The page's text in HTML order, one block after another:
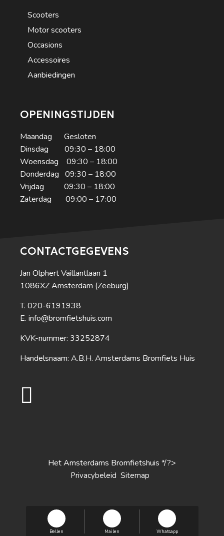
Bellen Mailen Whatsapp
Scooters
Motor scooters
Occasions
Accessoires
Aanbiedingen
OPENINGSTIJDEN
Maandag Gesloten
Dinsdag 09:30 – 18:00
Woensdag 09:30 – 18:00
Donderdag 09:30 – 18:00
Vrijdag 09:30 – 18:00
Zaterdag 09:00 – 17:00
CONTACTGEGEVENS
Jan Olphert Vaillantlaan 1
1086XZ Amsterdam (Zeeburg)
020-6191938
info@bromfietshuis.com
KVK-nummer: 33252874
Handelsnaam: A.B.H. Amsterdams Bromfiets Huis
Het Amsterdams Bromfietshuis */?>
Privacybeleid Sitemap